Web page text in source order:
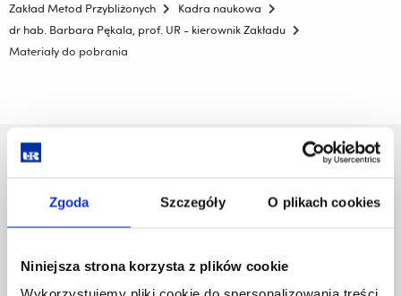
Zgoda Szczegóły O plikach cookies
Niniejsza strona korzysta z plików cookie
Zakład Metod Przybliżonych
Kadra naukowa
dr hab. Barbara Pękala, prof. UR - kierownik Zakładu
Materiały do pobrania
35-959 Rzeszów
nawigację
Mapa serwisu
Biblioteka